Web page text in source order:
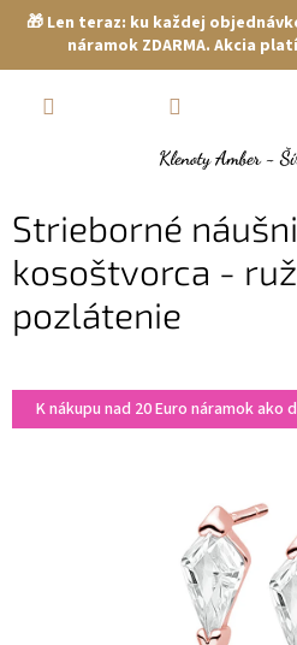
🎁 Len teraz: ku každej
náramok ZDARMA. Akcia
Strieborné
kosoštvorca -
pozlátenie
K nákupu nad 20 Euro náramok ako